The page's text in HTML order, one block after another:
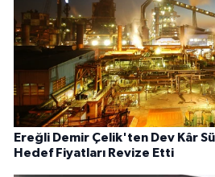
Ereğli Demir Çelik'ten Dev Kâr
Hedef Fiyatları Revize Etti